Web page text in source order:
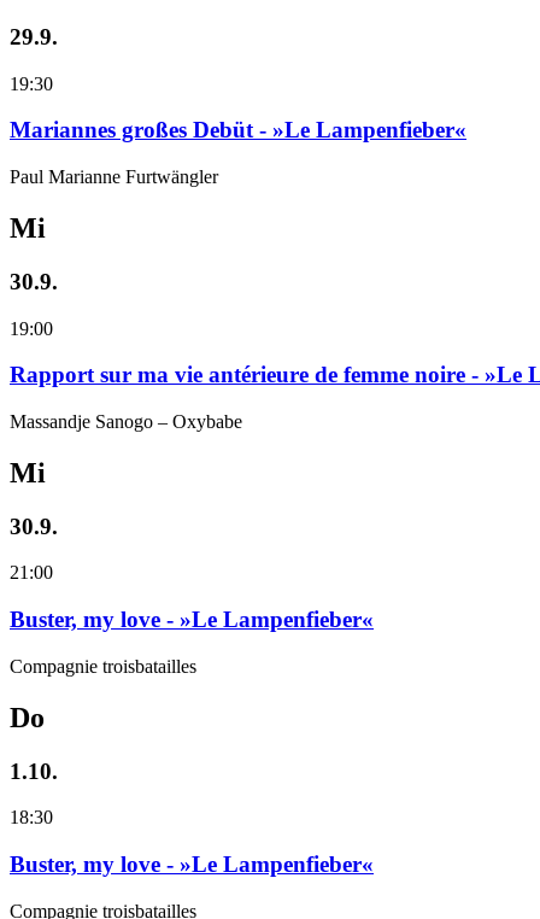
29.9.
19:30
Mariannes großes Debüt - »Le Lampenfieber«
Paul Marianne Furtwängler
Mi
30.9.
19:00
Rapport sur ma vie antérieure de femme noire - »Le
Massandje Sanogo – Oxybabe
Mi
30.9.
21:00
Buster, my love - »Le Lampenfieber«
Compagnie troisbatailles
Do
1.10.
18:30
Buster, my love - »Le Lampenfieber«
Compagnie troisbatailles